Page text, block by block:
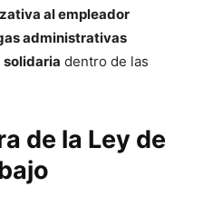
al empleador
administrativas
solidaria dentro de las
de la Ley de